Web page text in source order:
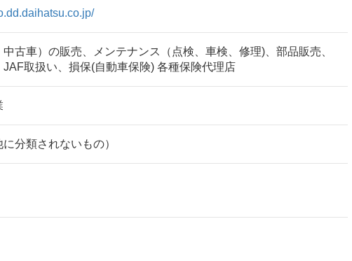
古車）の販売、メンテナンス（点検、車検、修理)、部品販売、
JAF取扱い、損保(自動車保険) 各種保険代理店
分類されないもの）